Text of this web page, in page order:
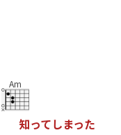
Am
知ってしまった